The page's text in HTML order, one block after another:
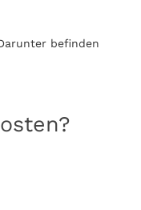
befinden